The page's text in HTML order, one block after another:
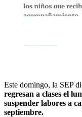
seconds
of
38
seconds
Este domingo, la SEP
regresan a clases el
suspender labores a
septiembre.